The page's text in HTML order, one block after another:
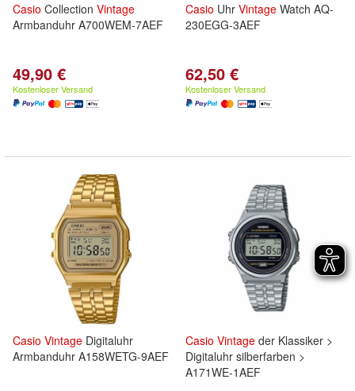
Casio Collection Vintage
Armbanduhr A700WEM-7AEF
49,90 €
Kostenloser Versand
Casio Uhr Vintage Watch AQ-
230EGG-3AEF
62,50 €
Kostenloser Versand
Casio Vintage Digitaluhr
Armbanduhr A158WETG-9AEF
Casio Vintage der Klassiker >
Digitaluhr silberfarben >
A171WE-1AEF